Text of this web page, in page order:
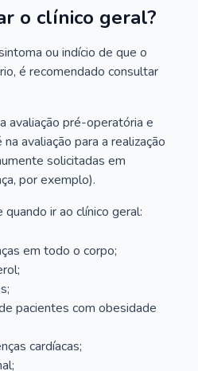
o clínico geral?
ou indício de que o
é recomendado consultar
avaliação pré-operatória e
avaliação para a realização
solicitadas em
por exemplo).
ir ao clínico geral:
em todo o corpo;
pacientes com obesidade
cardíacas;